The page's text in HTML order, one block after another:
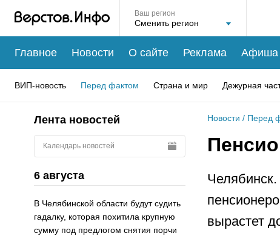
Ваш регион
Главное Новости О сайте Реклама Афиша
ВИП-новость Перед фактом Страна и мир Дежурная
Лента новостей
Календарь новостей
6 августа
В Челябинской области будут судить
гадалку, которая похитила крупную
сумму под предлогом снятия порчи
Новости / Перед
вырастет